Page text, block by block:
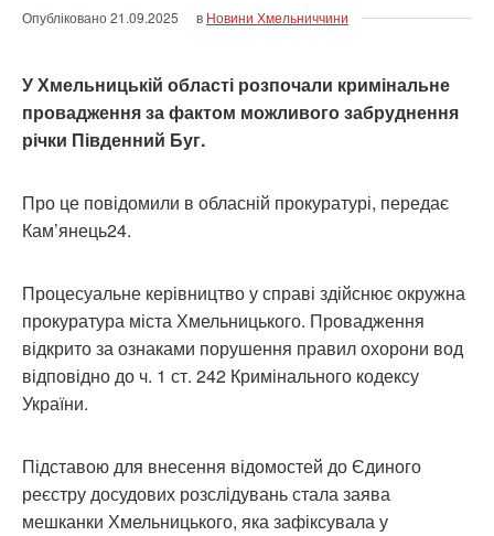
Опубліковано21.09.2025 в Новини Хмельниччини
У Хмельницькій області розпочали кримінальне
провадження за фактом можливого забруднення
річки Південний Буг.
Про це повідомили в обласній прокуратурі, передає
Кам’янець24.
Процесуальне керівництво у справі здійснює окружна
прокуратура міста Хмельницького. Провадження
відкрито за ознаками порушення правил охорони вод
відповідно до ч. 1 ст. 242 Кримінального кодексу
України.
Підставою для внесення відомостей до Єдиного
реєстру досудових розслідувань стала заява
мешканки Хмельницького, яка зафіксувала у